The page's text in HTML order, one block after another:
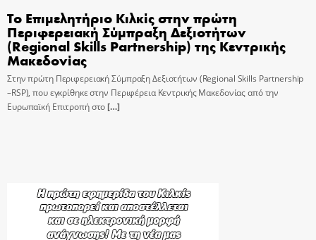
Το Επιμελητήριο Κιλκίς στην πρώτη
Περιφερειακή Σύμπραξη Δεξιοτήτων
(Regional Skills Partnership) της Κεντρικής
Μακεδονίας
Στην πρώτη Περιφερειακή Σύμπραξη Δεξιοτήτων (Regional Skills Partnership
–RSP), που εγκρίθηκε στην Περιφέρεια Κεντρικής Μακεδονίας από την
Ευρωπαϊκή Επιτροπή στο[…]